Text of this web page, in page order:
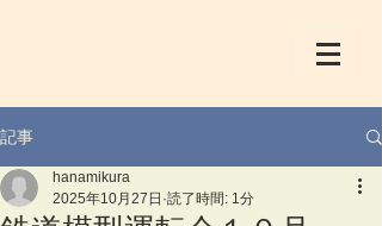
記事
hanamikura
2025年10月27日 読了時間: 1分